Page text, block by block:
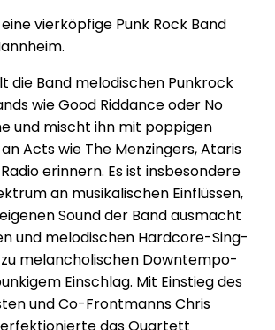
vierköpfige Punk Rock Band
die Band melodischen Punkrock
wie Good Riddance oder No
und mischt ihn mit poppigen
an Acts wie The Menzingers, Ataris
erinnern. Es ist insbesondere
an musikalischen Einflüssen,
Sound der Band ausmacht
und melodischen Hardcore-Sing-
melancholischen Downtempo-
Einschlag. Mit Einstieg des
und Co-Frontmanns Chris